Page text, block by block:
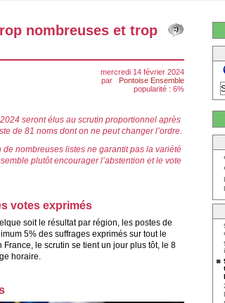
nombreuses et trop
mercredi 14 février 2024
par
Pontoise Ensemble
popularité : 6%
seront élus au scrutin proportionnel après
de 81 noms dont on ne peut changer l’ordre.
de nombreuses listes ne garantit pas la variété
plutôt encourager l’abstention et le vote
votes exprimés
soit le résultat par région, les postes de
5% des suffrages exprimés sur tout le
le scrutin se tient un jour plus tôt, le 8
horaire.